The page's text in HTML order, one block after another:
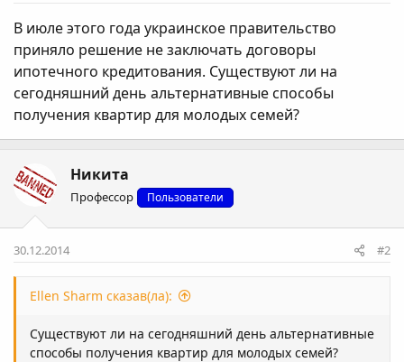
н
я
В июле этого года украинское правительство
приняло решение не заключать договоры
ипотечного кредитования. Существуют ли на
сегодняшний день альтернативные способы
получения квартир для молодых семей?
Никита
Профессор Пользователи
30.12.2014 #2
Ellen Sharm сказав(ла):
Существуют ли на сегодняшний день альтернативные
способы получения квартир для молодых семей?